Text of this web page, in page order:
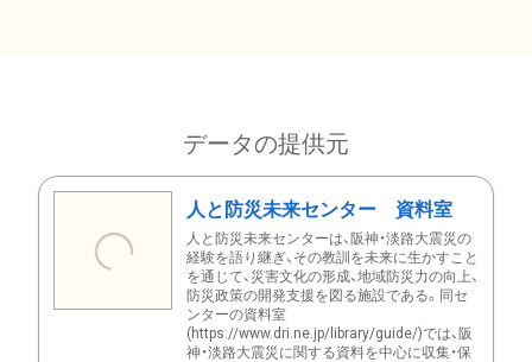
データの提供元
人と防災未来センター 資料室
人と防災未来センターは、阪神・淡路大震災の
経験を語り継ぎ、その教訓を未来に生かすこと
を通じて、災害文化の形成、地域防災力の向上、
防災政策の開発支援を図る施設である。同セ
ンターの資料室
(https://www.dri.ne.jp/library/guide/)では、阪
神・淡路大震災に関する資料を中心に収集・保